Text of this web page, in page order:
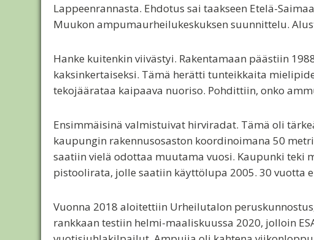
Lappeenrannasta. Ehdotus sai taakseen Etelä-
Muukon ampumaurheilukeskuksen suunnittelu.
Hanke kuitenkin viivästyi. Rakentamaan päästiin
kaksinkertaiseksi. Tämä herätti tunteikkaita
tekojäärataa kaipaava nuoriso. Pohdittiin, onko
Ensimmäisinä valmistuivat hirviradat. Tämä oli
kaupungin rakennusosaston koordinoimana 50
saatiin vielä odottaa muutama vuosi. Kaupunki teki
pistoolirata, jolle saatiin käyttölupa 2005. 30 vuotta
Vuonna 2018 aloitettiin Urheilutalon
rankkaan testiin helmi-maaliskuussa 2020, jolloin